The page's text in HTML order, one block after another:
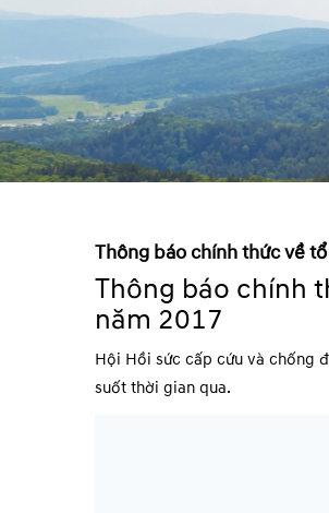
Thông báo chính thức về
Thông báo chính
năm 2017
Hội Hồi sức cấp cứu và chống
suốt thời gian qua.